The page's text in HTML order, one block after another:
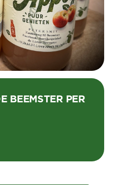
BEEMSTER PER